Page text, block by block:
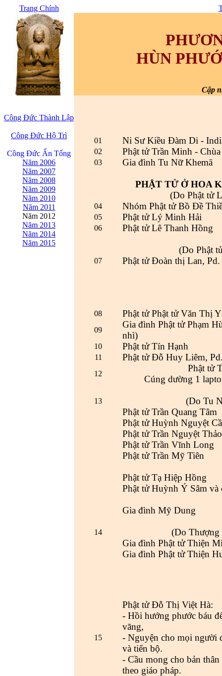
Trang Chính
HÙN
Cập
Công Đức Thành Lập
Công Đức Hộ Trì
Công Đức Ấn Tống
Năm 2006
Năm 2007
Năm 2008
Năm 2009
Năm 2010
Năm 2011
Năm 2012
Năm 2013
Năm 2014
Năm 2015
01 Ni Sư Kiều Đàm Di -
02 Phật tử Trần Minh -
03 Gia đình Tu Nữ Khemā
PHẬT TỬ Ở HOA
(Do Phật tử
04 Nhóm Phật tử Bồ Đề
05 Phật tử Lý Minh Hải
06 Phật tử Lê Thanh Hồng
(Do Phật
07 Phật tử Đoàn thị Lan,
08 Phật tử Phật tử Văn Thị
09
Gia đình Phật tử Phạm
nhì)
10 Phật tử Tín Hạnh
11 Phật tử Đỗ Huy Liêm,
12
Phật tử
Cúng dường 1
13
(Do Tu
Phật tử Trần Quang Tâm
Phật tử Huỳnh Nguyệt
Phật tử Trần Nguyệt Thảo
Phật tử Trần Vĩnh Long
Phật tử Trần Mỹ Tiên
Phật tử Tạ Hiệp Hồng
Phật tử Huỳnh Ý Sâm và
Gia đình Mỹ Dung
14
(Do Thượng
Gia đình Phật tử Thiện
Gia đình Phật tử Thiện
15
Phật tử Đỗ Thị Việt Hà:
- Hồi hướng phước báu
vãng,
- Nguyện cho mọi người
và tiến bộ.
- Cầu mong cho bản
theo giáo pháp.